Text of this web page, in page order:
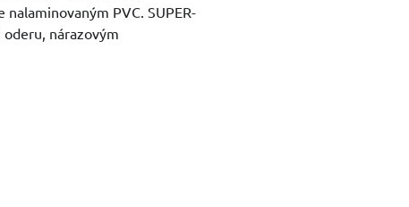
PVC. SUPER-
nárazovým